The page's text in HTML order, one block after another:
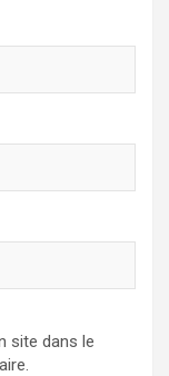
site dans le